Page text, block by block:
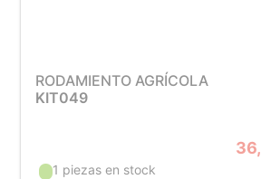
RODAMIENTO AGRÍCOLA
KIT049
1 piezas en stock